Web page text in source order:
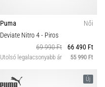
Puma
Női
Deviate Nitro 4- Piros
69 990 Ft
66 490 Ft
Utolsó legalacsonyabb ár 55 990 Ft
Új